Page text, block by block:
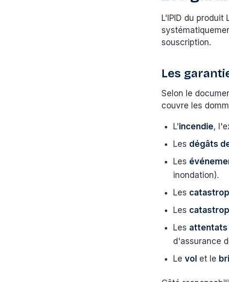
L'IPID du
souscription.
Les
Selon le
couvre les
L'incendie,
Les dégâts
Les
inondation).
Les
Les
Les attentats
d'assurance
Levol et le